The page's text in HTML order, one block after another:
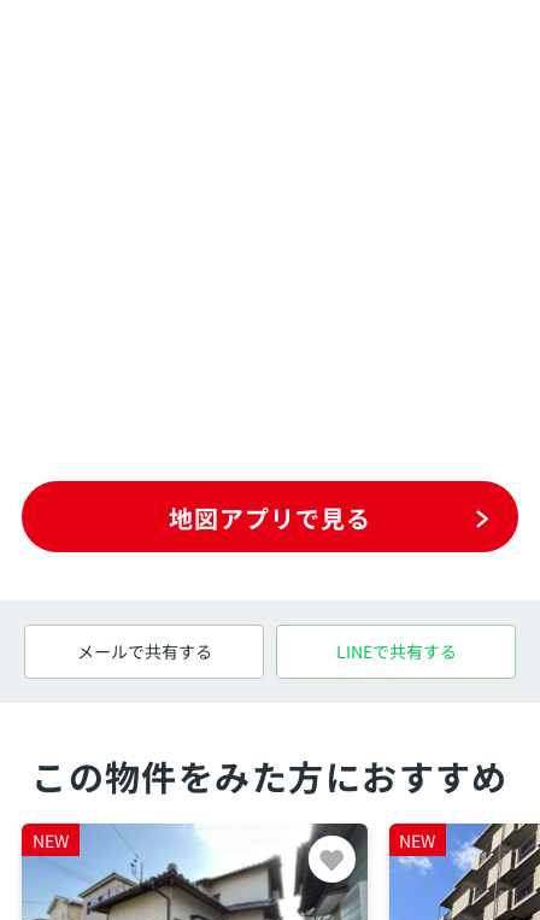
地図アプリで見る
メールで共有する LINEで共有する
この物件をみた方におすすめ
NEW NEW